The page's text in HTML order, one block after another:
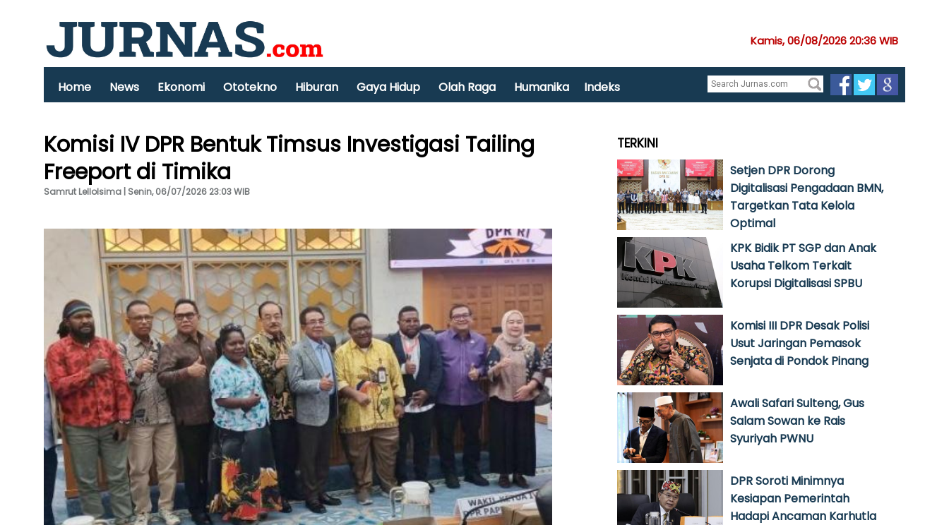
Kamis, 06/08/2026 20:36 WIB
Home News Ekonomi Ototekno Hiburan Gaya Hidup Olah Raga Humanika Indeks
Komisi IV DPR Bentuk Timsus Investigasi Tailing
Freeport di Timika
Samrut Lellolsima | Senin, 06/07/2026 23:03 WIB
TERKINI
Setjen DPR Dorong
Digitalisasi Pengadaan BMN,
Targetkan Tata Kelola
Optimal
KPK Bidik PT SGP dan Anak
Usaha Telkom Terkait
Korupsi Digitalisasi SPBU
Komisi III DPR Desak Polisi
Usut Jaringan Pemasok
Senjata di Pondok Pinang
Awali Safari Sulteng, Gus
Salam Sowan ke Rais
Syuriyah PWNU
DPR Soroti Minimnya
Kesiapan Pemerintah
Hadapi Ancaman Karhutla